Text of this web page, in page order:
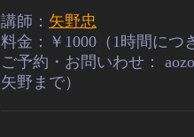
講師： 矢野忠
料金：￥1000（1時間につ
ご予約・お問いわせ：
矢野まで）